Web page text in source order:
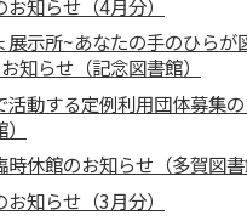
知らせ（4月分）
展示所~あなたの手のひらが
知らせ（記念図書館）
活動する定例利用団体募集
休館のお知らせ（多賀図書
知らせ（3月分）